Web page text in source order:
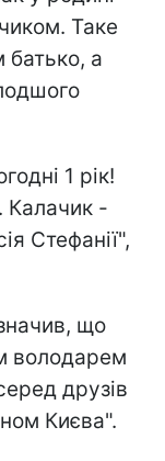
Таке
батько, а
1 рік!
Калачик -
Стефанії",
що
володарем
друзів
Києва".